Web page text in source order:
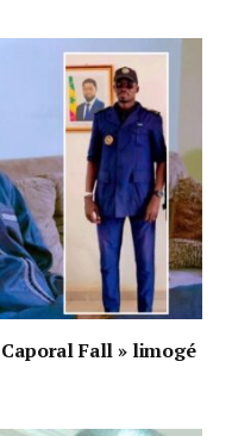
Fall » limogé